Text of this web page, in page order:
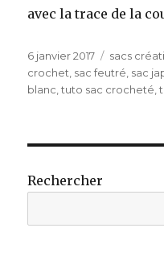
avec la trace de la
Publié
le
6 janvier 2017 sacs
crochet sac feutré sac
blanc ,tuto sac crocheté ,
Rechercher